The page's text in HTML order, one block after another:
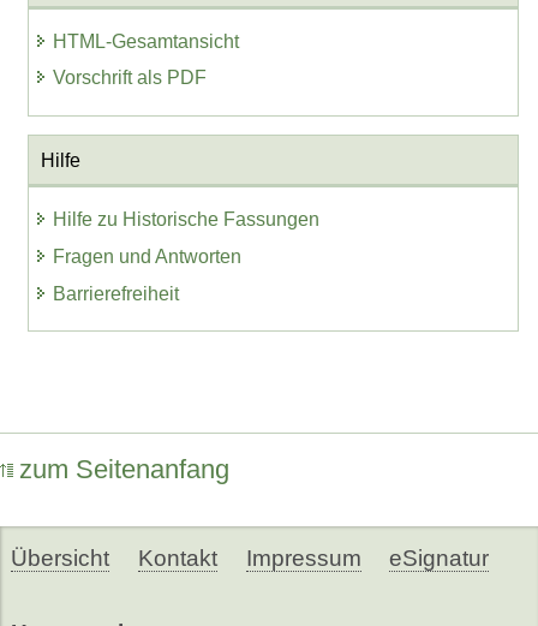
HTML-Gesamtansicht
Vorschrift als PDF
Hilfe
Hilfe zu Historische Fassungen
Fragen und Antworten
Barrierefreiheit
zum Seitenanfang
Übersicht Kontakt Impressum eSignatur